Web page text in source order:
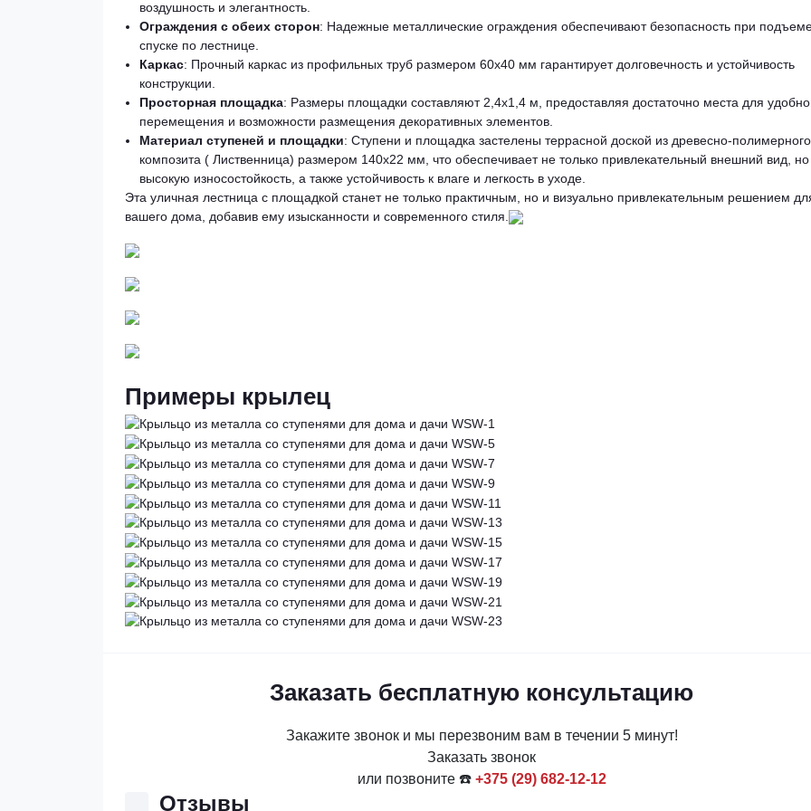
воздушность и элегантность.
Ограждения с обеих сторон: Надежные металлические ограждения обеспечивают безопасность при
спуске по лестнице.
Каркас: Прочный каркас из профильных труб размером 60х40 мм гарантирует долговечность и устойчивость
конструкции.
Просторная площадка: Размеры площадки составляют 2,4х1,4 м, предоставляя достаточно места для
перемещения и возможности размещения декоративных элементов.
Материал ступеней и площадки: Ступени и площадка застелены террасной доской из древесно-полимерного
композита ( Лиственница) размером 140х22 мм, что обеспечивает не только привлекательный внешний вид, но
высокую износостойкость, а также устойчивость к влаге и легкость в уходе.
Эта уличная лестница с площадкой станет не только практичным, но и визуально привлекательным решением
вашего дома, добавив ему изысканности и современного стиля.
Примеры крылец
Заказать бесплатную консультацию
Закажите звонок и мы перезвоним вам в течении 5 минут!
Заказать звонок
или позвоните ☎️ +375 (29) 682-12-12
Отзывы